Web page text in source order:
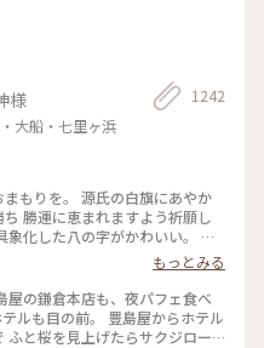
様
大船・七里ヶ浜
1242
まもりを。 源氏の白旗にあやか
勝運に恵まれますよう祈願し
象化した八の字がかわいい。 鳩
”とされる神聖な鳥であり、 対
理由だそうです。 #はじめ
指定重要文化財#狛犬#旅の記念
もっとみる
屋の鎌倉本店も、夜パフェ食べ
ルも目の前。 豊島屋からホテル
ふと桜を見上げたらサクジロー